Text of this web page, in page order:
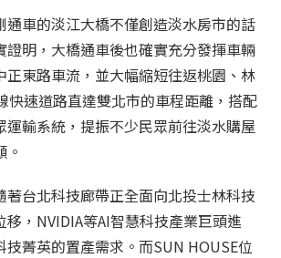
通車的淡江大橋不僅創造淡水房市的話
證明，大橋通車後也確實充分發揮車輛
正東路車流，並大幅縮短往返桃園、林
快速道路直達雙北市的車程距離，搭配
運輸系統，提振不少民眾前往淡水購屋
著台北科技廊帶正全面向北投士林科技
移，NVIDIA等AI智慧科技產業巨頭進
技菁英的置產需求。而SUN HOUSE位